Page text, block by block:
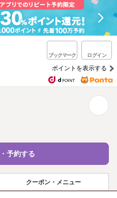
ブックマーク ログイン
ポイントを表示する
予約する
クーポン・メニュー